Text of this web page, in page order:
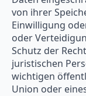
von ihrer
Einwilligung
oder
Schutz der
juristischen
wichtigen
Union oder